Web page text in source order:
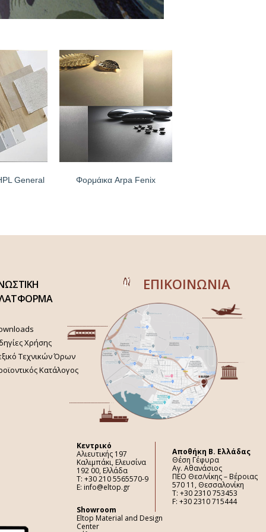
General Φορμάικα Arpa Fenix
Χρήσης
Τεχνικών Όρων
Κατάλογος
ΕΠΙΚΟΙΝΩΝΙΑ
Κεντρικό
Αλιευτικής 197
Καλιμπάκι, Ελευσίνα
192 00, Ελλάδα
Τ: +30 210 5565570-9
E: info@eltop.gr
Showroom
Eltop Material and Design
Center
Aποθήκη Β. Ελλάδας
Θέση Γέφυρα
Αγ. Αθανάσιος
ΠΕΟ Θεσ/νίκης – Βέροιας
570 11, Θεσσαλονίκη
Τ: +30 2310 753453
F: +30 2310 715444